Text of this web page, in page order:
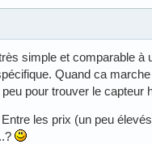
simple et comparable à
Quand ca
pour trouver le capteur
les prix (un peu